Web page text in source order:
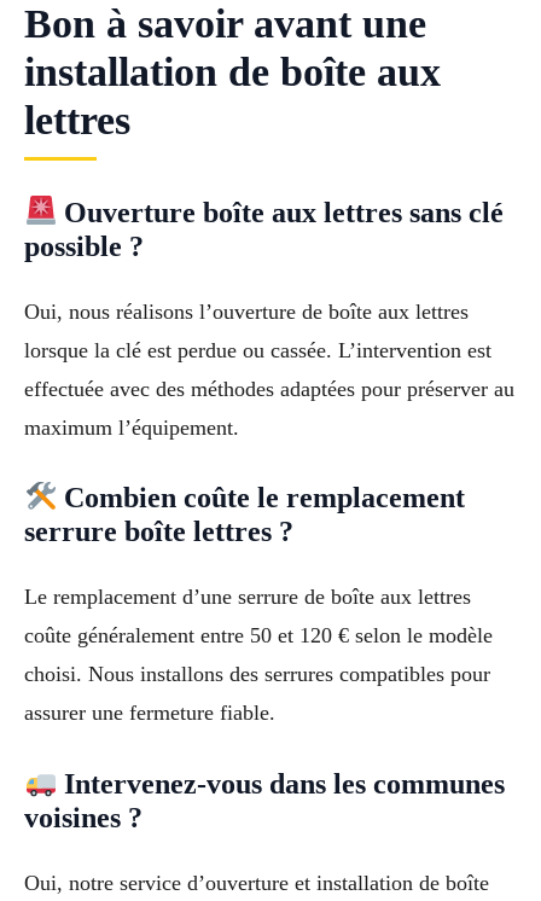
Bon à savoir avant une
installation de boîte aux
lettres
Ouverture boîte aux lettres sans clé
possible ?
Oui, nous réalisons l’ouverture de boîte aux lettres
lorsque la clé est perdue ou cassée. L’intervention est
effectuée avec des méthodes adaptées pour préserver au
maximum l’équipement.
Combien coûte le remplacement
serrure boîte lettres ?
Le remplacement d’une serrure de boîte aux lettres
coûte généralement entre 50 et 120 € selon le modèle
choisi. Nous installons des serrures compatibles pour
assurer une fermeture fiable.
Intervenez-vous dans les communes
voisines ?
Oui, notre service d’ouverture et installation de boîte